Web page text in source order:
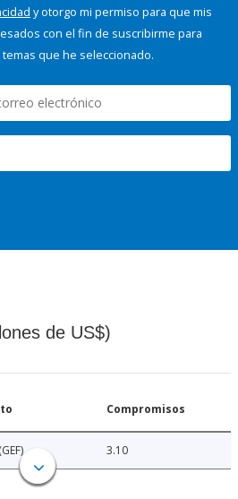
y otorgo mi permiso para que mis
con el fin de suscribirme para
que he seleccionado.
de US$)
Compromisos
3.10